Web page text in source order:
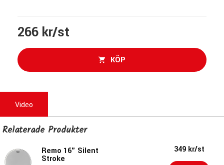
266 kr/st
KÖP
Video
Relaterade Produkter
Remo 16" Silent
Stroke
349 kr/st